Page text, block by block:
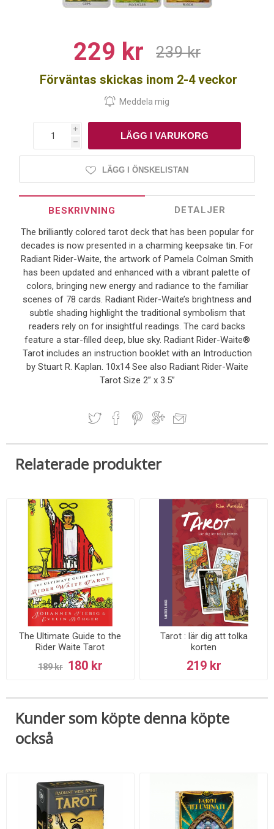
239 kr
229 kr
Förväntas skickas inom 2-4 veckor
i
h
LÄGG I ÖNSKELISTAN
BESKRIVNING
DETALJER
The brilliantly colored tarot deck that has been popular for
decades is now presented in a charming keepsake tin. For
Radiant Rider-Waite, the artwork of Pamela Colman Smith
has been updated and enhanced with a vibrant palette of
colors, bringing new energy and radiance to the familiar
scenes of 78 cards. Radiant Rider-Waite’s brightness and
subtle shading highlight the traditional symbolism that
readers rely on for insightful readings. The card backs
feature a star-filled deep, blue sky. Radiant Rider-Waite®
Tarot includes an instruction booklet with an Introduction
by Stuart R. Kaplan. 10x14 See also Radiant Rider-Waite
Tarot Size 2” x 3.5”
Relaterade produkter
The Ultimate Guide to the
Rider Waite Tarot
189 kr 180 kr
Tarot : lär dig att tolka
korten
219 kr
Kunder som köpte denna köpte
också